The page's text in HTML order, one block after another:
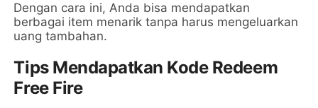
Dengan cara ini, Anda bisa mendapatkan
berbagai item menarik tanpa harus mengeluarkan
uang tambahan.
Tips Mendapatkan Kode Redeem
Free Fire